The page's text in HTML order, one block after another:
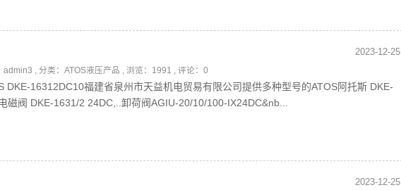
2023-12-25
admin3 , 分类： ATOS液压产品 , 浏览：1991 , 评论：0
DKE-16312DC10福建省泉州市天益机电贸易有限公司提供多种型号的ATOS阿托斯 DKE-
磁阀 DKE-1631/2 24DC,..卸荷阀AGIU-20/10/100-IX24DC&nb...
2023-12-25